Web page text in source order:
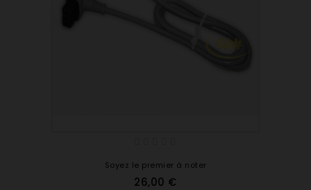
Soyez le premier à noter
26,00 €